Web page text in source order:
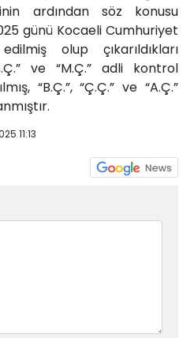
ardından söz konusu
günü Kocaeli Cumhuriyet
olup çıkarıldıkları
ve “M.Ç.” adli kontrol
“B.Ç.”, “Ç.Ç.” ve “A.Ç.”
11:13